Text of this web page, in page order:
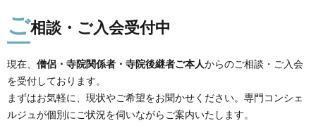
ご相談・ご入会受付中
現在、 僧侶・寺院関係者・寺院後継者ご本人からのご相談・ご入会
を受付しております。
まずはお気軽に、現状やご希望をお聞かせください。専門コンシェ
ルジュが個別にご状況を伺いながらご案内いたします。